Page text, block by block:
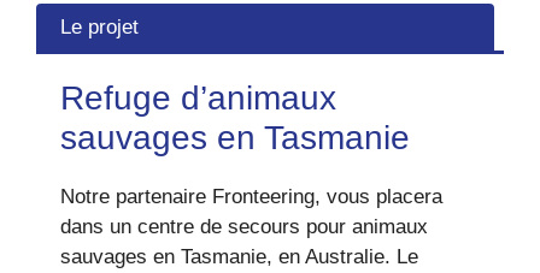
Le projet
Refuge d’animaux
sauvages en Tasmanie
Notre partenaire Fronteering, vous placera
dans un centre de secours pour animaux
sauvages en Tasmanie, en Australie. Le